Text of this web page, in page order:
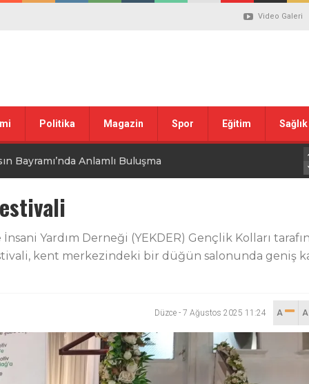
Video Galeri
Politika Magazin Spor Eğitim Sağlık
Bayramı’nda Anlamlı Buluşma
tepkisi
Marşı’nın Kabulünün 105. Yılı Mesajı
ilgili düzenleme görüşülüyor
Tartışması: Belediye Başkanı Özlü’ye Yönelik Sözlere
haber” açıklaması
Yardım Derneği (YEKDER) Gençlik Kolları
kent merkezindeki bir düğün salonunda geniş
Düzce - 7 Ağustos 2025 11:24 A